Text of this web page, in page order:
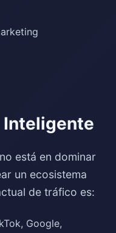
está en dominar
un ecosistema
de tráfico es:
Google,